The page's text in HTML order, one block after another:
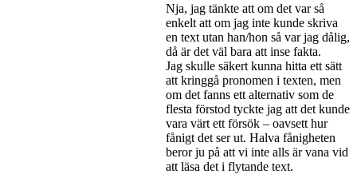
Nja, jag tänkte att om det var så
enkelt att om jag inte kunde skriva
en text utan han/hon så var jag dålig,
då är det väl bara att inse fakta.
Jag skulle säkert kunna hitta ett sätt
att kringgå pronomen i texten, men
om det fanns ett alternativ som de
flesta förstod tyckte jag att det kunde
vara värt ett försök – oavsett hur
fånigt det ser ut. Halva fånigheten
beror ju på att vi inte alls är vana vid
att läsa det i flytande text.